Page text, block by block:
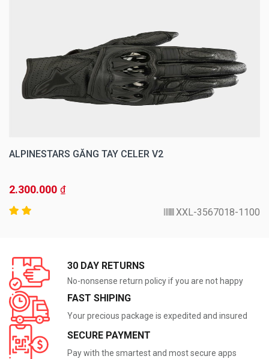
ALPINESTARS GĂNG TAY CELER V2
2.300.000 ₫
3567018-1100-XXL
30 DAY RETURNS
No-nonsense return policy if you are not happy
FAST SHIPING
Your precious package is expedited and insured
SECURE PAYMENT
Pay with the smartest and most secure apps